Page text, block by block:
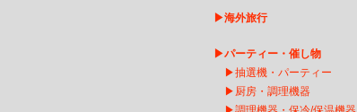
▶海外旅行
▶パーティー・催し物
▶抽選機・パーティー
▶ 厨房・調理機器